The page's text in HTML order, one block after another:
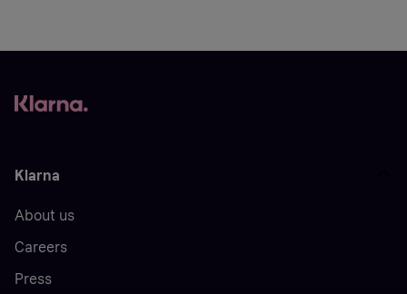
Klarna
About us
Careers
Press